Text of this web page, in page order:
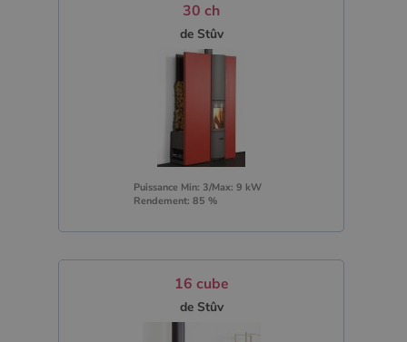
30 ch
de Stûv
Puissance Min: 3/Max: 9 kW
Rendement: 85 %
16 cube
de Stûv